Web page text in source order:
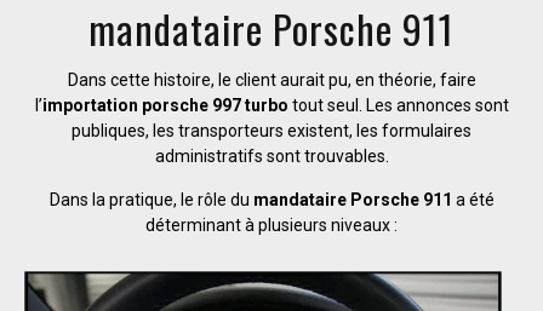
mandataire Porsche 911
Dans cette histoire, le client aurait pu, en théorie, faire
l’importation porsche 997 turbo tout seul. Les annonces sont
publiques, les transporteurs existent, les formulaires
administratifs sont trouvables.
Dans la pratique, le rôle du mandataire Porsche 911 a été
déterminant à plusieurs niveaux :